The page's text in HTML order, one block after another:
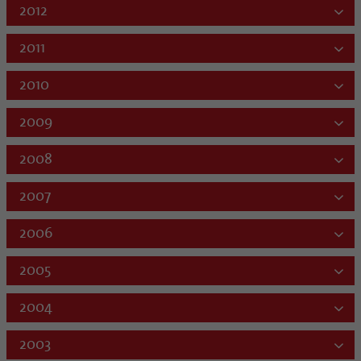
2012
2011
2010
2009
2008
2007
2006
2005
2004
2003